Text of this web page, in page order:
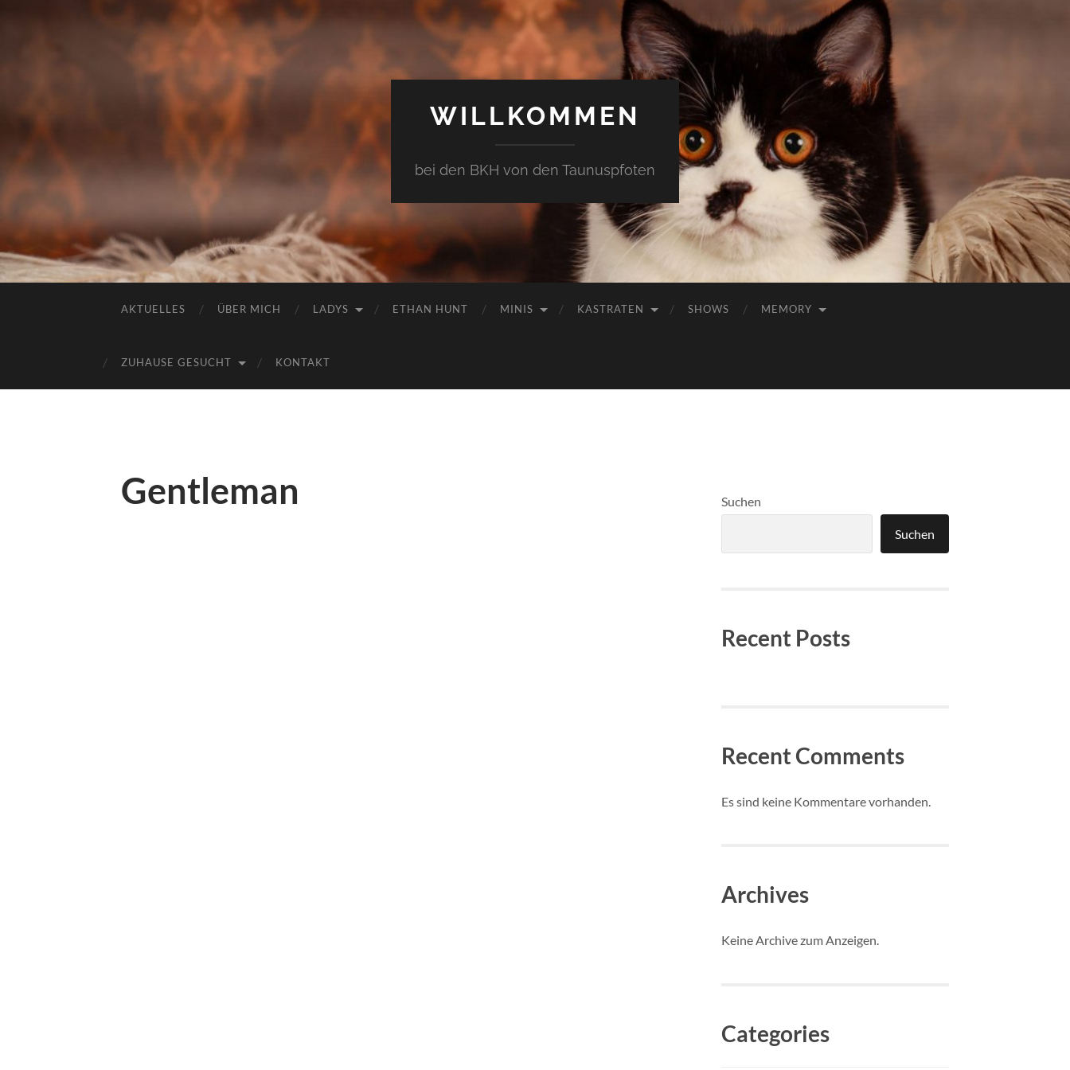
WILLKOMMEN
bei den BKH von den Taunuspfoten
AKTUELLES ÜBER MICH LADYS ETHAN HUNT MINIS KASTRATEN SHOWS MEMORY
ZUHAUSE GESUCHT KONTAKT
Gentleman Suchen
Suchen
Recent Posts
Recent Comments
Es sind keine Kommentare vorhanden.
Archives
Keine Archive zum Anzeigen.
Categories